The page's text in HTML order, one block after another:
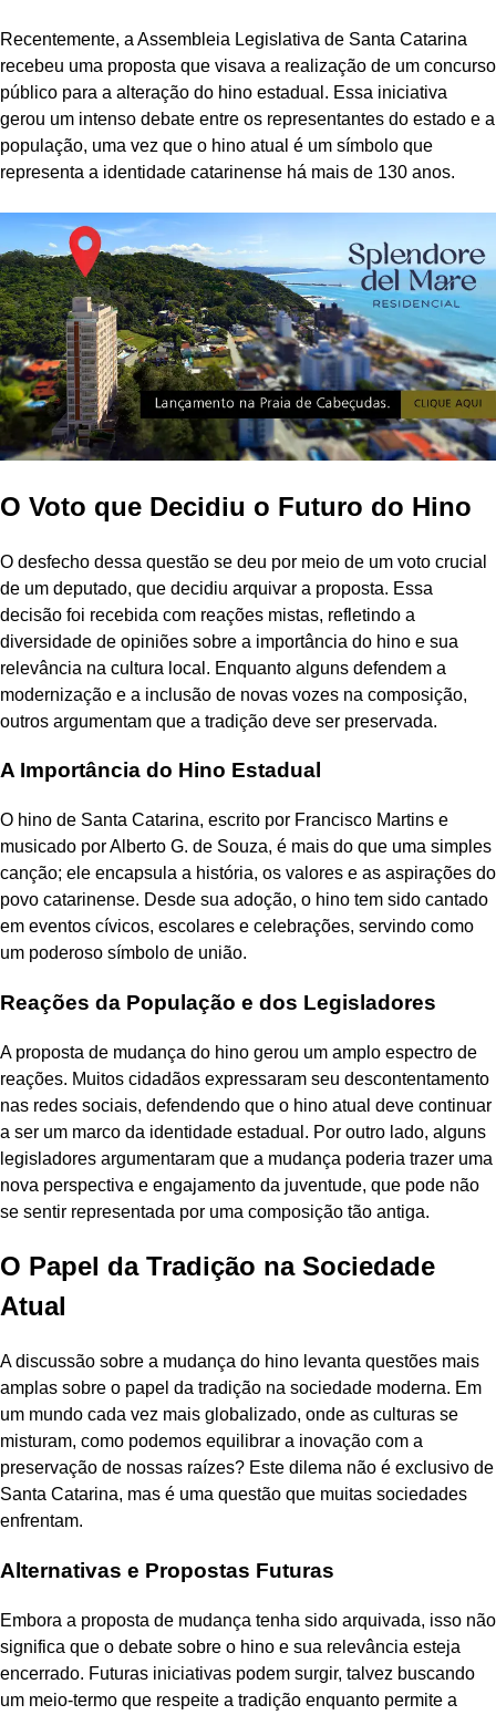
Recentemente, a Assembleia Legislativa de Santa Catarina
recebeu uma proposta que visava a realização de um concurso
público para a alteração do hino estadual. Essa iniciativa
gerou um intenso debate entre os representantes do estado e a
população, uma vez que o hino atual é um símbolo que
representa a identidade catarinense há mais de 130 anos.
O Voto que Decidiu o Futuro do Hino
O desfecho dessa questão se deu por meio de um voto crucial
de um deputado, que decidiu arquivar a proposta. Essa
decisão foi recebida com reações mistas, refletindo a
diversidade de opiniões sobre a importância do hino e sua
relevância na cultura local. Enquanto alguns defendem a
modernização e a inclusão de novas vozes na composição,
outros argumentam que a tradição deve ser preservada.
A Importância do Hino Estadual
O hino de Santa Catarina, escrito por Francisco Martins e
musicado por Alberto G. de Souza, é mais do que uma simples
canção; ele encapsula a história, os valores e as aspirações do
povo catarinense. Desde sua adoção, o hino tem sido cantado
em eventos cívicos, escolares e celebrações, servindo como
um poderoso símbolo de união.
Reações da População e dos Legisladores
A proposta de mudança do hino gerou um amplo espectro de
reações. Muitos cidadãos expressaram seu descontentamento
nas redes sociais, defendendo que o hino atual deve continuar
a ser um marco da identidade estadual. Por outro lado, alguns
legisladores argumentaram que a mudança poderia trazer uma
nova perspectiva e engajamento da juventude, que pode não
se sentir representada por uma composição tão antiga.
O Papel da Tradição na Sociedade
Atual
A discussão sobre a mudança do hino levanta questões mais
amplas sobre o papel da tradição na sociedade moderna. Em
um mundo cada vez mais globalizado, onde as culturas se
misturam, como podemos equilibrar a inovação com a
preservação de nossas raízes? Este dilema não é exclusivo de
Santa Catarina, mas é uma questão que muitas sociedades
enfrentam.
Alternativas e Propostas Futuras
Embora a proposta de mudança tenha sido arquivada, isso não
significa que o debate sobre o hino e sua relevância esteja
encerrado. Futuras iniciativas podem surgir, talvez buscando
um meio-termo que respeite a tradição enquanto permite a